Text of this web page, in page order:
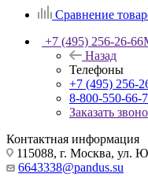
Сравнение
+7 (495) 256-26-66
Назад
Телефоны
+7 (495) 256-
8-800-550-66-
Заказать
Контактная информация
115088, г. Москва, ул.
6643338@pandus.su